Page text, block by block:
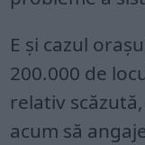
E și cazul
200.000 de
relativ
acum să